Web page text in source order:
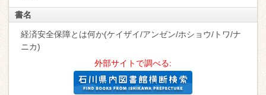
書名
経済安全保障とは何か(ケイザイ/アンゼン/ホショウ/トワ/ナ
ニカ)
外部サイトで調べる: